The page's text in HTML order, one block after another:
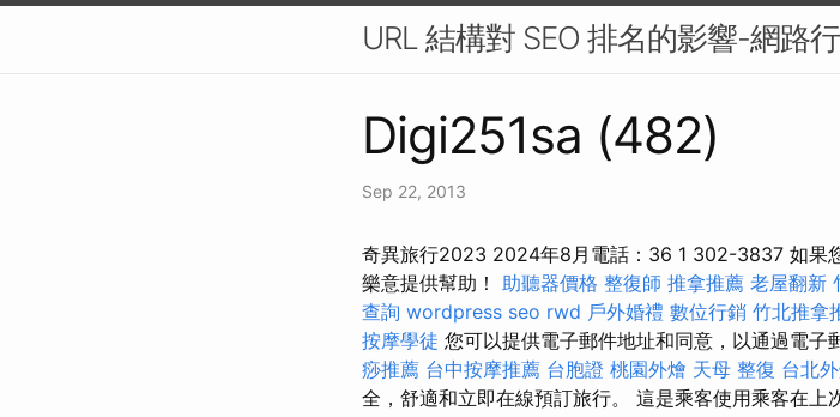
URL 結構對 SEO 排名的影響-網路
Digi251sa (482)
Sep 22, 2013
奇異旅行2023 2024年8月電話：36 1 302-3837 如果
樂意提供幫助！ 助聽器價格 整復師 推拿推薦 老屋翻新
查詢 wordpress seo rwd 戶外婚禮 數位行銷 竹北推拿
按摩學徒 您可以提供電子郵件地址和同意，以通過電子
痧推薦 台中按摩推薦 台胞證 桃園外燴 天母 整復 台北
全，舒適和立即在線預訂旅行。 這是乘客使用乘客在上